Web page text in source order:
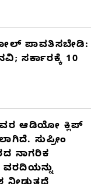
ಪಾವತಿಸಬೇಡಿ:
ಸರ್ಕಾರಕ್ಕೆ 10
ಆಡಿಯೋ ಕ್ಲಿಪ್
ಸುಪ್ರೀಂ
ನಾಗರಿಕ